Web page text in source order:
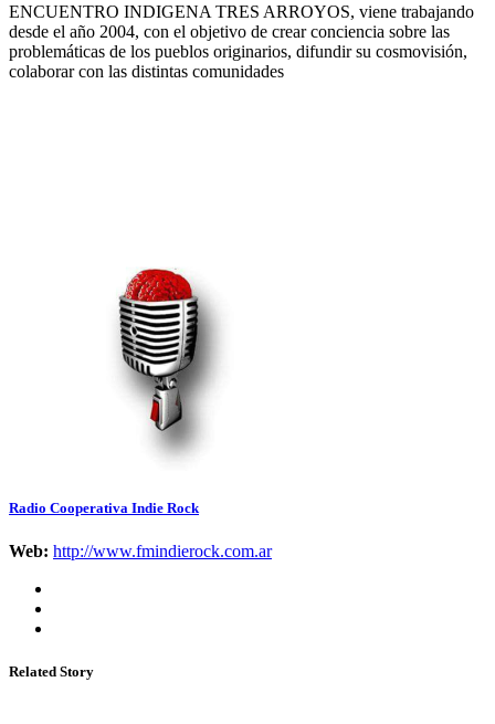
ENCUENTRO INDIGENA TRES ARROYOS, viene trabajando
desde el año 2004, con el objetivo de crear conciencia sobre las
problemáticas de los pueblos originarios, difundir su cosmovisión,
colaborar con las distintas comunidades
Radio Cooperativa Indie Rock
Web: http://www.fmindierock.com.ar
Related Story